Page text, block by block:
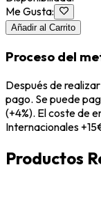
Me Gusta:
Añadir al Carrito
Proceso del
Después de
pago. Se puede
(+4%). El coste de
Internacionales
Productos